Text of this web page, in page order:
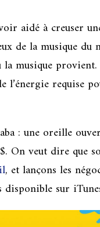
aidé à creuser
de la musique
musique
l’énergie requise
: une oreille
veut dire que
, et lançons les
disponible sur